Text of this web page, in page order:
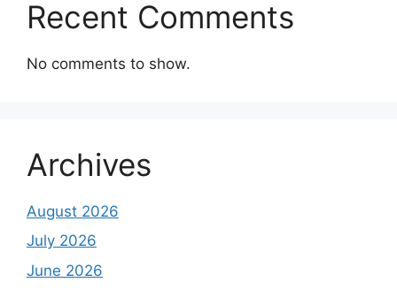
Recent Comments
No comments to show.
Archives
August 2026
July 2026
June 2026